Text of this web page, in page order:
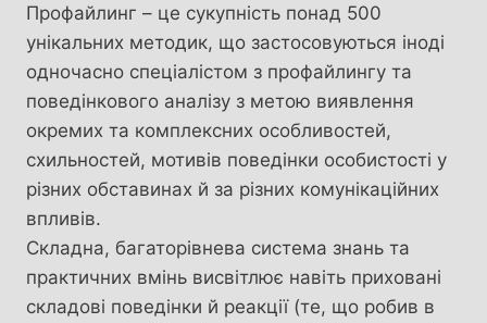
Профайлинг – це сукупність понад 500
унікальних методик, що застосовуються іноді
одночасно спеціалістом з профайлингу та
поведінкового аналізу з метою виявлення
окремих та комплексних особливостей,
схильностей, мотивів поведінки особистості у
різних обставинах й за різних комунікаційних
впливів.
Складна, багаторівнева система знань та
практичних вмінь висвітлює навіть приховані
складові поведінки й реакції (те, що робив в